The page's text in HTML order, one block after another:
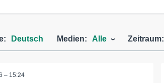
Deutsch Medien: Alle Zeitraum:
– 15:24